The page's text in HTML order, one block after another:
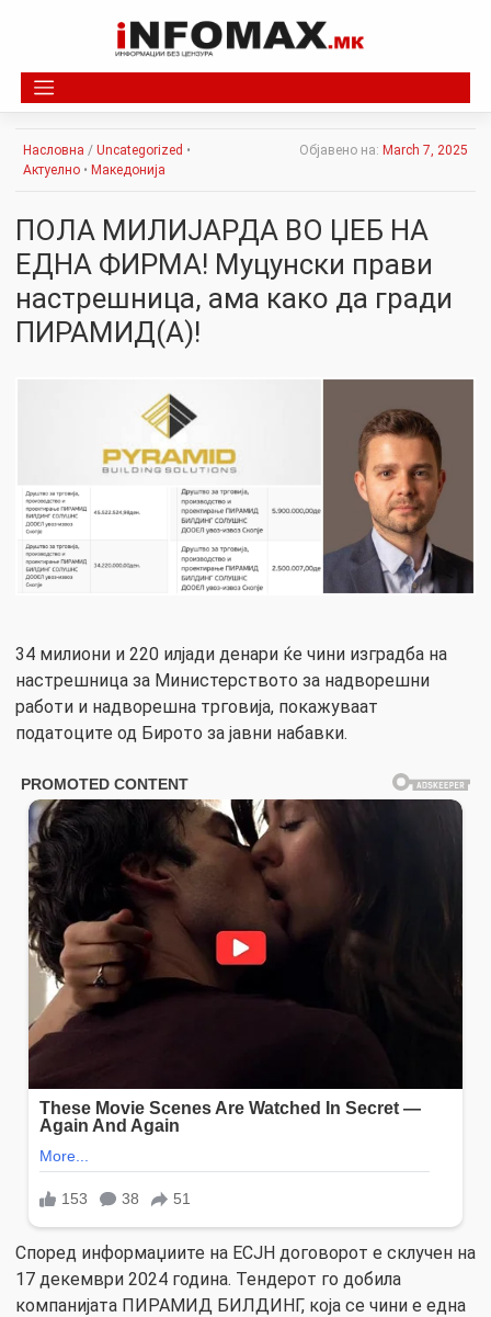
Насловна / Uncategorized •
Актуелно • Македонија
Објавено на: March 7, 2025
ПОЛА МИЛИЈАРДА ВО ЏЕБ НА
ЕДНА ФИРМА! Муцунски прави
настрешница, ама како да гради
ПИРАМИД(А)!
34 милиони и 220 илјади денари ќе чини изградба на
настрешница за Министерството за надворешни
работи и надворешна трговија, покажуваат
податоците од Бирото за јавни набавки.
Според информаџиите на ЕСЈН договорот е склучен на
17 декември 2024 година. Тендерот го добила
компанијата ПИРАМИД БИЛДИНГ, која се чини е една